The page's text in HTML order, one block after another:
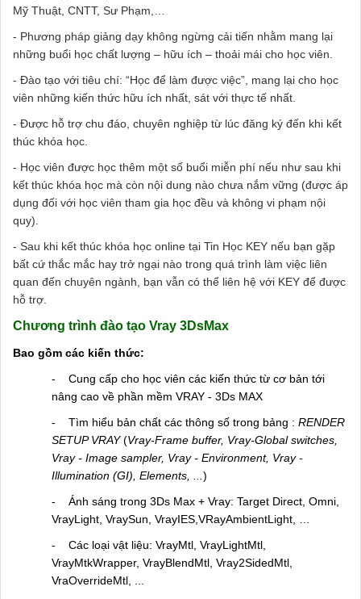
Mỹ Thuật, CNTT, Sư Phạm,…
- Phương pháp giảng dạy không ngừng cải tiến nhằm mang lại
những buổi học chất lượng – hữu ích – thoải mái cho học viên.
- Đào tạo với tiêu chí: “Học để làm được việc”, mang lại cho học
viên những kiến thức hữu ích nhất, sát với thực tế nhất.
- Được hỗ trợ chu đáo, chuyên nghiệp từ lúc đăng ký đến khi kết
thúc khóa học.
- Học viên được học thêm một số buổi miễn phí nếu như sau khi
kết thúc khóa học mà còn nội dung nào chưa nắm vững (được áp
dụng đối với học viên tham gia học đều và không vi phạm nội
quy).
- Sau khi kết thúc khóa học online tại Tin Học KEY nếu bạn gặp
bất cứ thắc mắc hay trở ngại nào trong quá trình làm việc liên
quan đến chuyên ngành, bạn vẫn có thể liên hệ với KEY để được
hỗ trợ.
Chương trình đào tạo Vray 3DsMax
Bao gồm các kiến thức:
-
Cung cấp cho học viên các kiến thức từ cơ bản tới
nâng cao về phần mềm VRAY - 3Ds MAX
-
Tìm hiểu bản chất các thông số trong bảng : RENDER
SETUP VRAY(Vray-Frame buffer, Vray-Global switches,
Vray - Image sampler, Vray - Environment, Vray -
Illumination (GI), Elements, ... )
-
Ánh sáng trong 3Ds Max + Vray: Target Direct, Omni,
VrayLight, VraySun, VrayIES,VRayAmbientLight, …
-
Các loại vật liệu: VrayMtl, VrayLightMtl,
VrayMtkWrapper, VrayBlendMtl, Vray2SidedMtl,
VraOverrideMtl, ...